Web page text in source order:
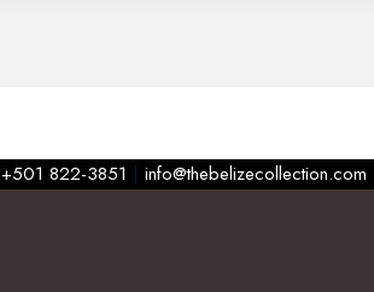
+501 822-3851 | info@thebelizecollection.com